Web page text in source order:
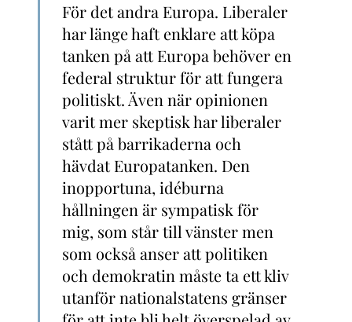
För det andra Europa. Liberaler
har länge haft enklare att köpa
tanken på att Europa behöver en
federal struktur för att fungera
politiskt. Även när opinionen
varit mer skeptisk har liberaler
stått på barrikaderna och
hävdat Europatanken. Den
inopportuna, idéburna
hållningen är sympatisk för
mig, som står till vänster men
som också anser att politiken
och demokratin måste ta ett kliv
utanför nationalstatens gränser